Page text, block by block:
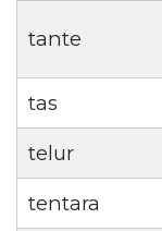
tante
tas
telur
tentara